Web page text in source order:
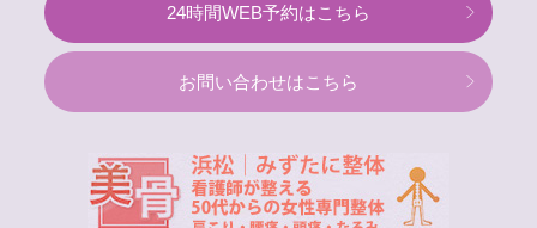
24時間WEB予約はこちら
お問い合わせはこちら